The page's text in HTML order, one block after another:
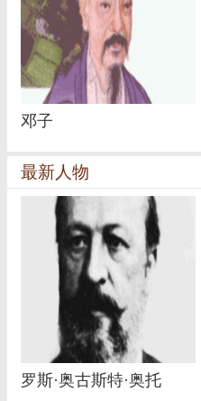
邓子
最新人物
罗斯·奥古斯特·奥托